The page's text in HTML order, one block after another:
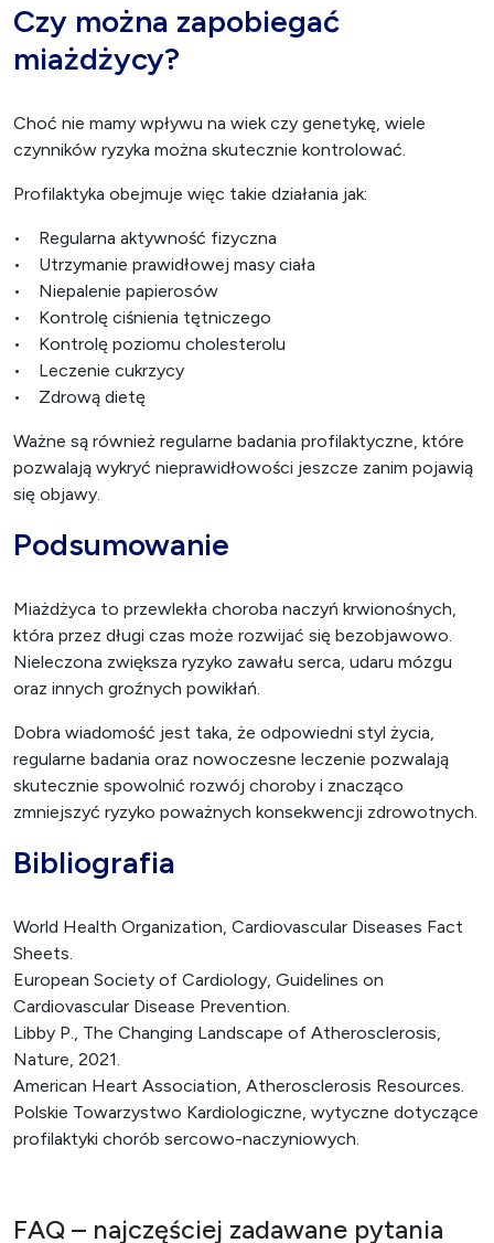
Czy można zapobiegać
miażdżycy?
Choć nie mamy wpływu na wiek czy genetykę, wiele
czynników ryzyka można skutecznie kontrolować.
Profilaktyka obejmuje więc takie działania jak:
• Regularna aktywność fizyczna
• Utrzymanie prawidłowej masy ciała
• Niepalenie papierosów
• Kontrolę ciśnienia tętniczego
• Kontrolę poziomu cholesterolu
• Leczenie cukrzycy
• Zdrową dietę
Ważne są również regularne badania profilaktyczne, które
pozwalają wykryć nieprawidłowości jeszcze zanim pojawią
się objawy.
Podsumowanie
Miażdżyca to przewlekła choroba naczyń krwionośnych,
która przez długi czas może rozwijać się bezobjawowo.
Nieleczona zwiększa ryzyko zawału serca, udaru mózgu
oraz innych groźnych powikłań.
Dobra wiadomość jest taka, że odpowiedni styl życia,
regularne badania oraz nowoczesne leczenie pozwalają
skutecznie spowolnić rozwój choroby i znacząco
zmniejszyć ryzyko poważnych konsekwencji zdrowotnych.
Bibliografia
World Health Organization, Cardiovascular Diseases Fact
Sheets.
European Society of Cardiology, Guidelines on
Cardiovascular Disease Prevention.
Libby P., The Changing Landscape of Atherosclerosis,
Nature, 2021.
American Heart Association, Atherosclerosis Resources.
Polskie Towarzystwo Kardiologiczne, wytyczne dotyczące
profilaktyki chorób sercowo-naczyniowych.
FAQ – najczęściej zadawane pytania